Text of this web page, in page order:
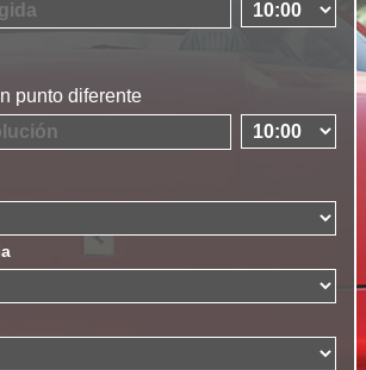
punto diferente